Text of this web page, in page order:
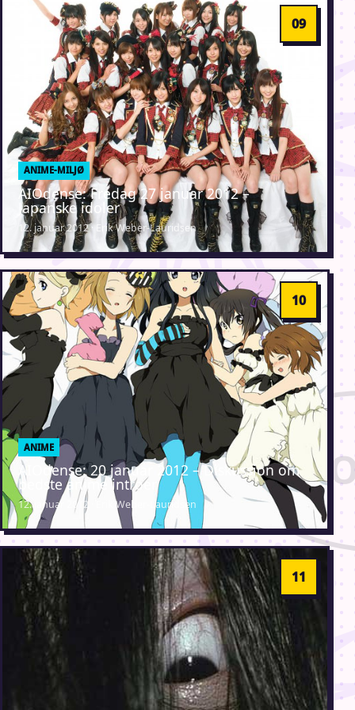
ANIME-MILJØ
AIOdense: Fredag 27 januar 2012 –
Japanske idoler
12. januar 2012 · Erik Weber-Lauridsen
ANIME
AIOdense: 20 januar 2012 – Diskussion om
bedste anime introer
12. januar 2012 · Erik Weber-Lauridsen